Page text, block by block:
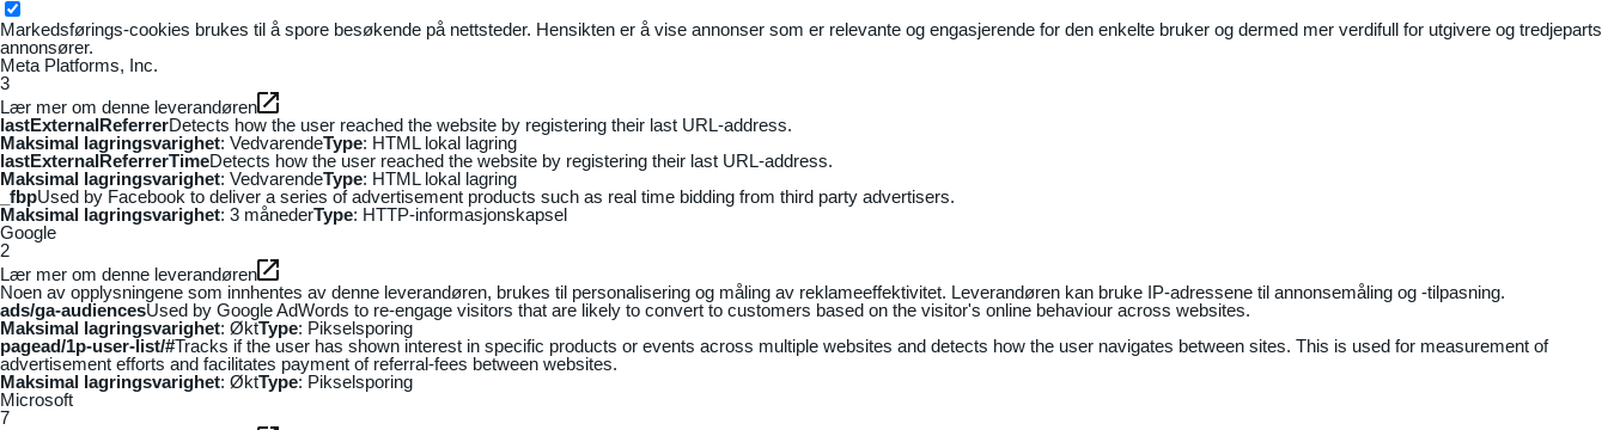
Markedsførings-cookies brukes til å spore besøkende på nettsteder. Hensikten er å vise annonser som er relevante og engasjerende for den enkelte bruker og dermed mer verdifull for utgivere og tredjeparts
annonsører.
Meta Platforms, Inc.
3
Lær mer om denne leverandøren
lastExternalReferrerDetects how the user reached the website by registering their last URL-address.
Maksimal lagringsvarighet: VedvarendeType: HTML lokal lagring
lastExternalReferrerTimeDetects how the user reached the website by registering their last URL-address.
Maksimal lagringsvarighet: VedvarendeType: HTML lokal lagring
_fbpUsed by Facebook to deliver a series of advertisement products such as real time bidding from third party advertisers.
Maksimal lagringsvarighet: 3 månederType: HTTP-informasjonskapsel
Google
2
Lær mer om denne leverandøren
Noen av opplysningene som innhentes av denne leverandøren, brukes til personalisering og måling av reklameeffektivitet. Leverandøren kan bruke IP-adressene til annonsemåling og -tilpasning.
ads/ga-audiencesUsed by Google AdWords to re-engage visitors that are likely to convert to customers based on the visitor's online behaviour across websites.
Maksimal lagringsvarighet: ØktType: Pikselsporing
pagead/1p-user-list/#Tracks if the user has shown interest in specific products or events across multiple websites and detects how the user navigates between sites. This is used for measurement of
advertisement efforts and facilitates payment of referral-fees between websites.
Maksimal lagringsvarighet: ØktType: Pikselsporing
Microsoft
7